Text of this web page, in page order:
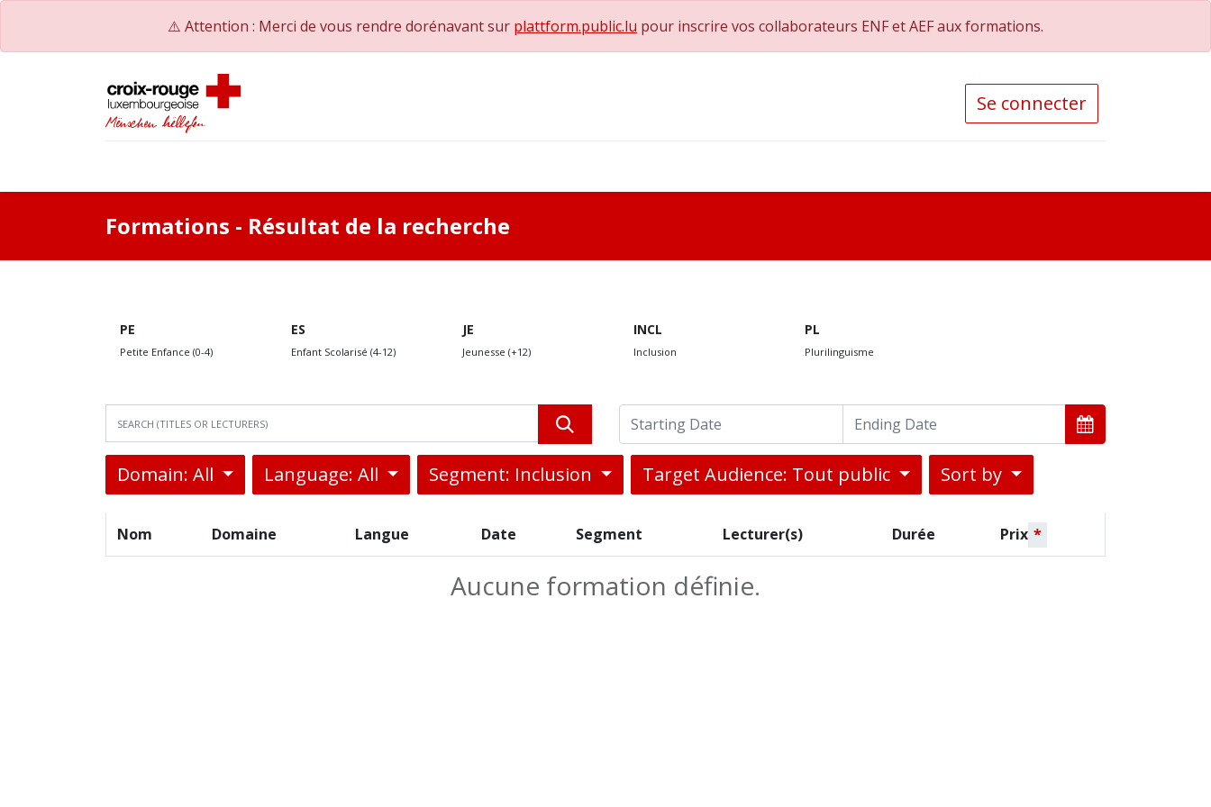
⚠️ Attention : Merci de vous rendre dorénavant sur plattform.public.lu pour inscrire vos collaborateurs ENF et AEF aux formations.
Se connecter
Formations - Résultat de la recherche
PE
Petite Enfance (0-4)
ES
Enfant Scolarisé (4-12)
JE
Jeunesse (+12)
INCL
Inclusion
PL
Plurilinguisme
Domain: All Language: All Segment: Inclusion Target Audience: Tout public Sort by
Nom Domaine Langue Date Segment Lecturer(s) Durée Prix *
Aucune formation définie.